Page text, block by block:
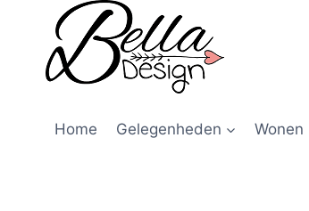
Home Gelegenheden Wonen